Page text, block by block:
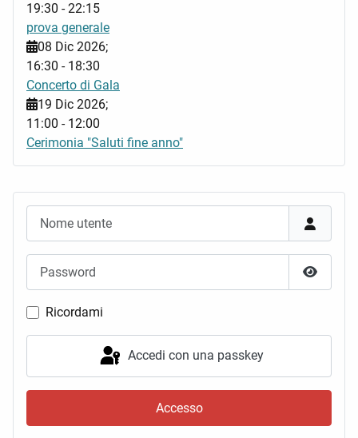
Mostra
Ricordami
Accedi con una passkey
Accesso
19:30 -22:15
prova generale
08 Dic 2026;
16:30 - 18:30
Concerto di Gala
19 Dic 2026;
11:00 - 12:00
Cerimonia "Saluti fine anno"